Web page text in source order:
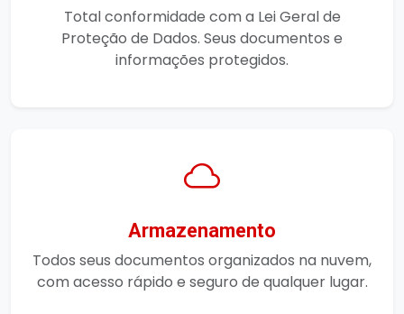
Total conformidade com a Lei Geral de
Proteção de Dados. Seus documentos e
informações protegidos.
Armazenamento
Todos seus documentos organizados na nuvem,
com acesso rápido e seguro de qualquer lugar.